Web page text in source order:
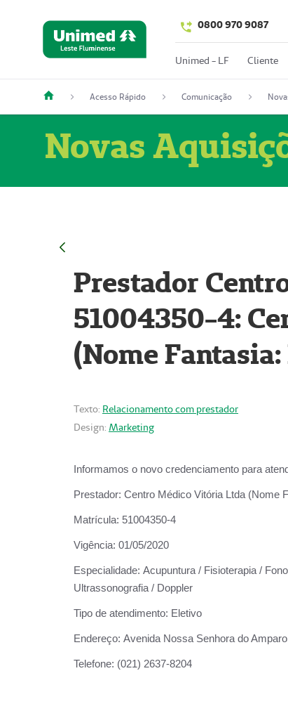
0800 970 9087
Unimed - LF Cliente
Acesso Rápido Comunicação
Novas
Prestador
51004350-4:
(Nome
Texto: Relacionamento com prestador
Design: Marketing
Informamos o novo credenciamento para
Prestador: Centro Médico Vitória Ltda (Nome
Matrícula: 51004350-4
Vigência: 01/05/2020
Especialidade: Acupuntura / Fisioterapia /
Ultrassonografia / Doppler
Tipo de atendimento: Eletivo
Endereço: Avenida Nossa Senhora do
Telefone: (021) 2637-8204